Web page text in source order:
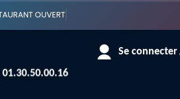
OUVERT
01.30.50.00.16
Se